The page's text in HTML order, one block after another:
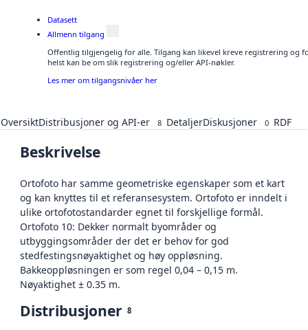
Datasett
Allmenn tilgang
Offentlig tilgjengelig for alle. Tilgang kan likevel kreve registrering og
helst kan be om slik registrering og/eller API-nøkler.
Les mer om tilgangsnivåer her
OversiktDistribusjoner og API-er 8 DetaljerDiskusjoner 0 RDF
Beskrivelse
Ortofoto har samme geometriske egenskaper som et kart
og kan knyttes til et referansesystem. Ortofoto er inndelt i
ulike ortofotostandarder egnet til forskjellige formål.
Ortofoto 10: Dekker normalt byområder og
utbyggingsområder der det er behov for god
stedfestingsnøyaktighet og høy oppløsning.
Bakkeoppløsningen er som regel 0,04 – 0,15 m.
Nøyaktighet ± 0.35 m.
Distribusjoner 8